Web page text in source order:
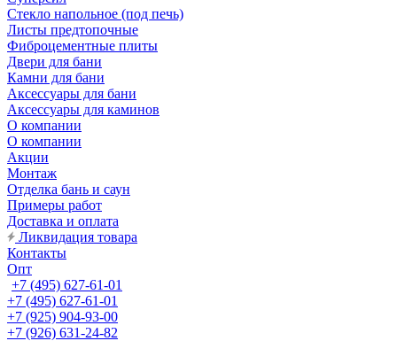
Стекло напольное (под печь)
Листы предтопочные
Фиброцементные плиты
Двери для бани
Камни для бани
Аксессуары для бани
Аксессуары для каминов
О компании
О компании
Акции
Монтаж
Отделка бань и саун
Примеры работ
Доставка и оплата
Ликвидация товара
Контакты
Опт
+7 (495) 627-61-01
+7 (495) 627-61-01
+7 (925) 904-93-00
+7 (926) 631-24-82